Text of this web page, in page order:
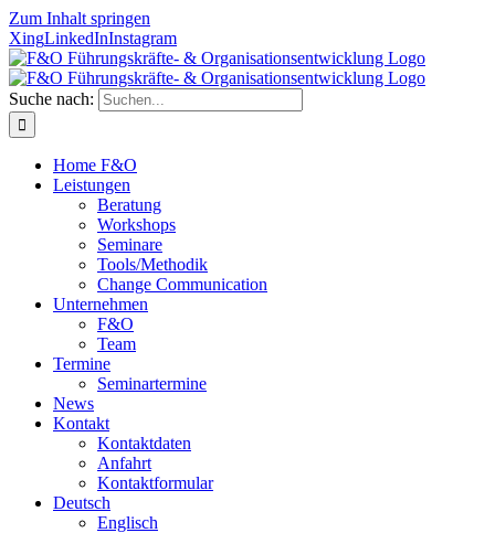
Zum Inhalt springen
XingLinkedInInstagram
Suche nach:
Home F&O
Leistungen
Beratung
Workshops
Seminare
Tools/Methodik
Change Communication
Unternehmen
F&O
Team
Termine
Seminartermine
News
Kontakt
Kontaktdaten
Anfahrt
Kontaktformular
Deutsch
Englisch